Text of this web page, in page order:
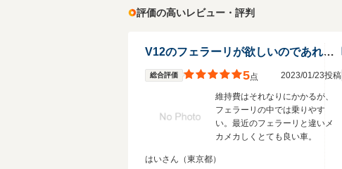
評価の高いレビュー・評判
V12のフェラーリが欲しいのであれば購入の候補にすべき
総合評価 5点 2023/01/23投稿
維持費はそれなりにかかるが、
フェラーリの中では乗りやす
い。最近のフェラーリと違いメ
カメカしくとても良い車。
はいさん （東京都）